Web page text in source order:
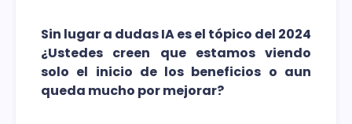
Sin lugar a dudas IA es el tópico del 2024
¿Ustedes creen que estamos viendo
solo el inicio de los beneficios o aun
queda mucho por mejorar?